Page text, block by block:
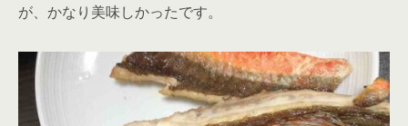
が、かなり美味しかったです。